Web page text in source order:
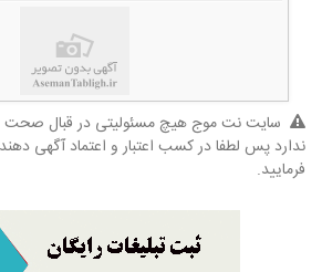
سایت نت موج هیچ مسئولیتی در قبال
ندارد پس لطفا در کسب اعتبار و اعتماد آگهی
فرمایید.